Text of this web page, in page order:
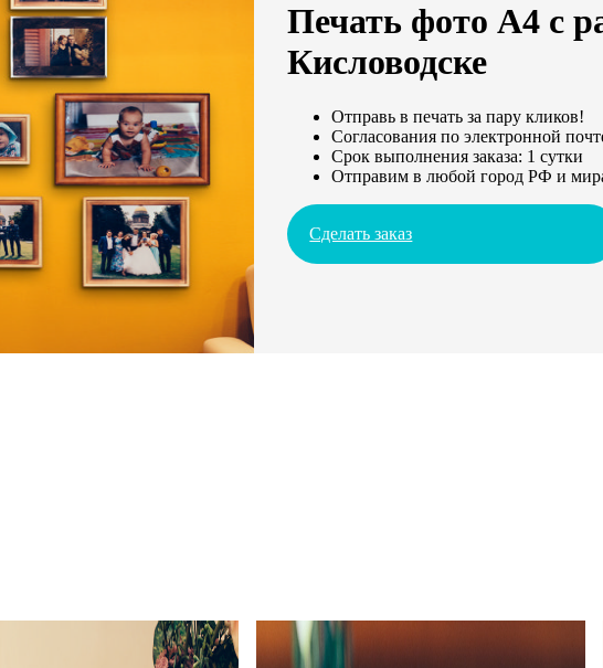
Печать фото А4 с
Кисловодске
Отправь в печать за пару кликов!
Согласования по электронной
Срок выполнения заказа: 1 сутки
Отправим в любой город РФ и
Сделать заказ